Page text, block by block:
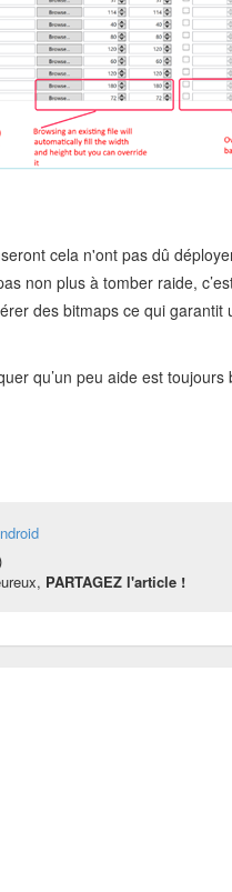
cela n'ont pas dû
non plus à tomber raide,
des bitmaps ce qui
qu’un peu aide est
PARTAGEZ l'article !